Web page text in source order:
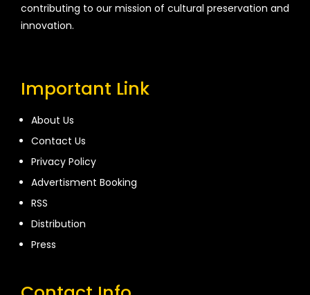
contributing to our mission of cultural preservation and
innovation.
Important Link
About Us
Contact Us
Privacy Policy
Advertisment Booking
RSS
Distribution
Press